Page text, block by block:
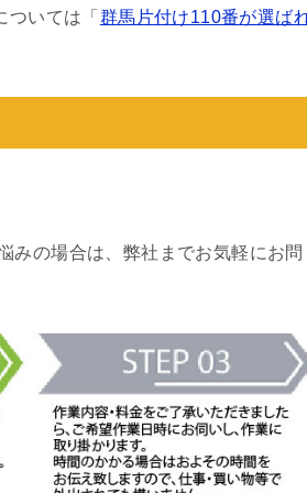
いては「 群馬片付け110番が選ば
みの場合は、弊社までお気軽にお問